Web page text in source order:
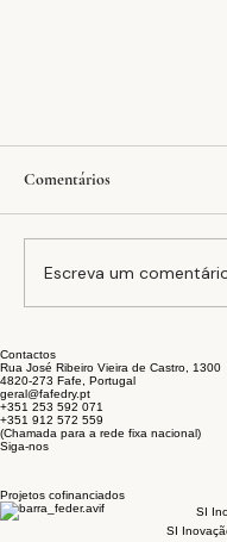
A equação
sustentabilidade
Comentários
Escreva um
Contactos
Rua José Ribeiro Vieira de Castro, 1300
4820-273 Fafe, Portugal
geral@fafedry.pt
+351 253 592 071
+351 912 572 559
(Chamada para a rede fixa nacional)
Siga-nos
Projetos cofinanciados
SI
SI